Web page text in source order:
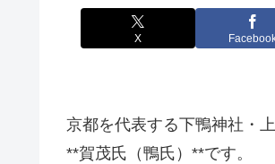
X
京都を代表する下鴨神社・
**賀茂氏（鴨氏）**です。